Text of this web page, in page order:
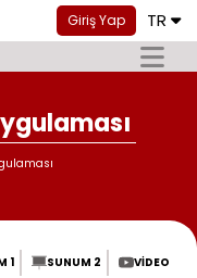
Giriş Yap TR
1 SUNUM 2 VIDEO